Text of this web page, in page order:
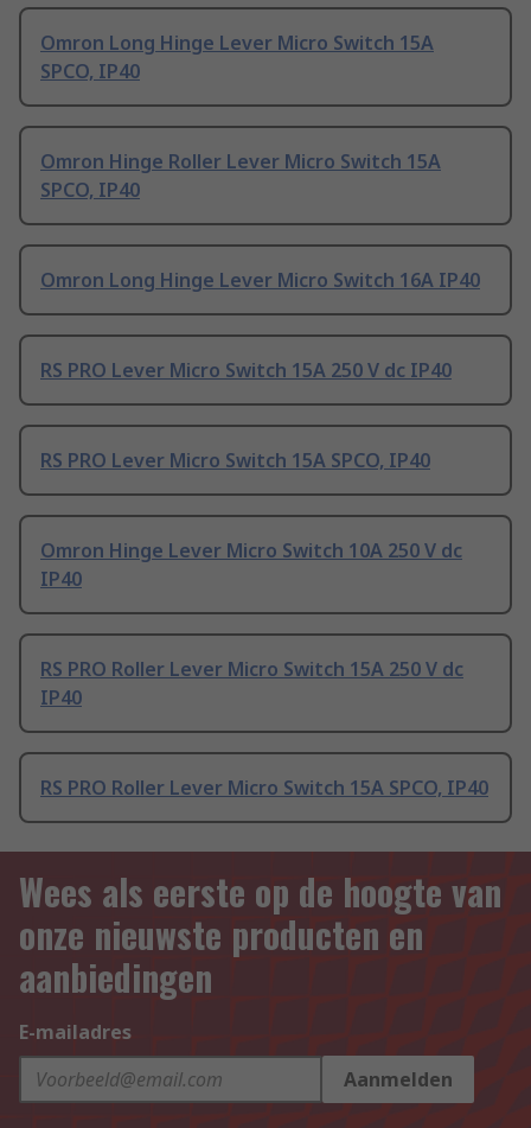
Omron Long Hinge Lever Micro Switch 15A
SPCO, IP40
Omron Hinge Roller Lever Micro Switch 15A
SPCO, IP40
Omron Long Hinge Lever Micro Switch 16A IP40
RS PRO Lever Micro Switch 15A 250 V dc IP40
RS PRO Lever Micro Switch 15A SPCO, IP40
Omron Hinge Lever Micro Switch 10A 250 V dc
IP40
RS PRO Roller Lever Micro Switch 15A 250 V dc
IP40
RS PRO Roller Lever Micro Switch 15A SPCO, IP40
Wees als eerste op de hoogte van
onze nieuwste producten en
aanbiedingen
E-mailadres
Aanmelden